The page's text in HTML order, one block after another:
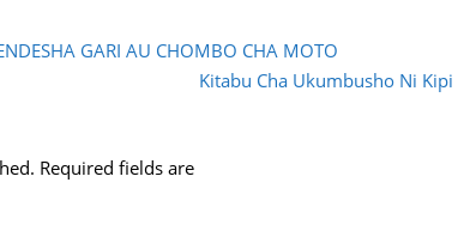
GARI AU CHOMBO CHA MOTO
Kitabu Cha Ukumbusho Ni
Required fields are